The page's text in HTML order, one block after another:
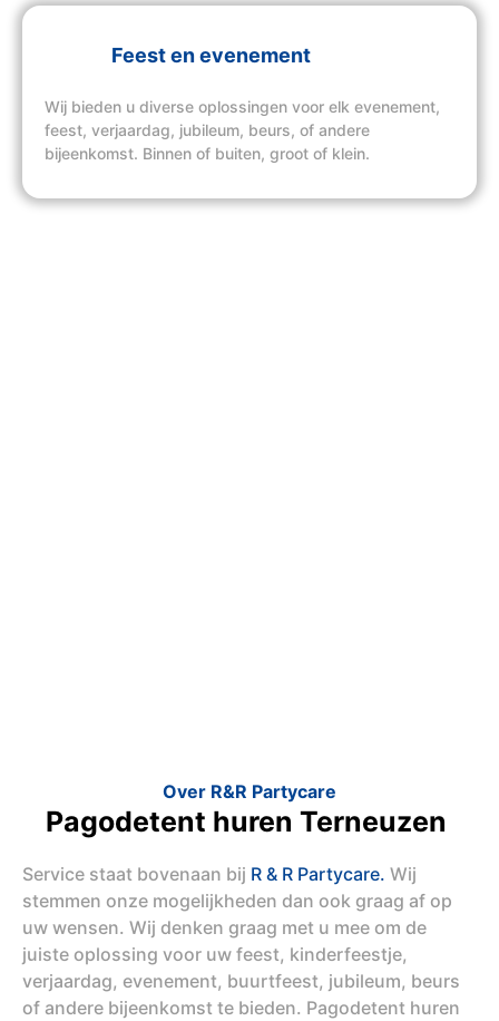
Feest en evenement
Wij bieden u diverse oplossingen voor elk evenement,
feest, verjaardag, jubileum, beurs, of andere
bijeenkomst. Binnen of buiten, groot of klein.
Over R&R Partycare
Pagodetent huren Terneuzen
Service staat bovenaan bij R & R Partycare. Wij
stemmen onze mogelijkheden dan ook graag af op
uw wensen. Wij denken graag met u mee om de
juiste oplossing voor uw feest, kinderfeestje,
verjaardag, evenement, buurtfeest, jubileum, beurs
of andere bijeenkomst te bieden. Pagodetent huren